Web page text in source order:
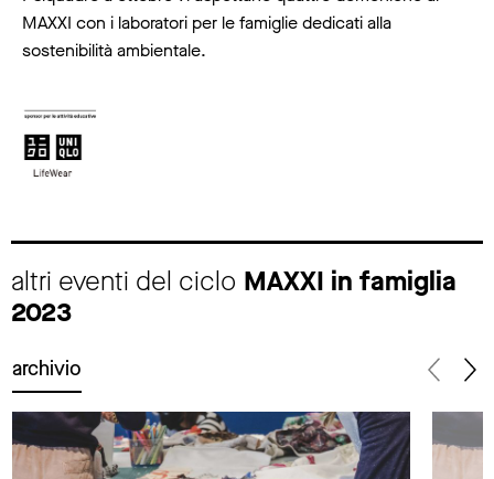
MAXXI con i laboratori per le famiglie dedicati alla
sostenibilità ambientale.
altri eventi del ciclo MAXXI in famiglia
2023
archivio